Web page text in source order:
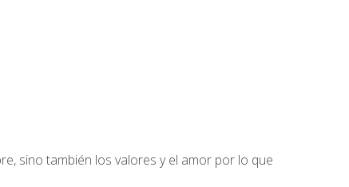
sino también los valores y el amor por lo que